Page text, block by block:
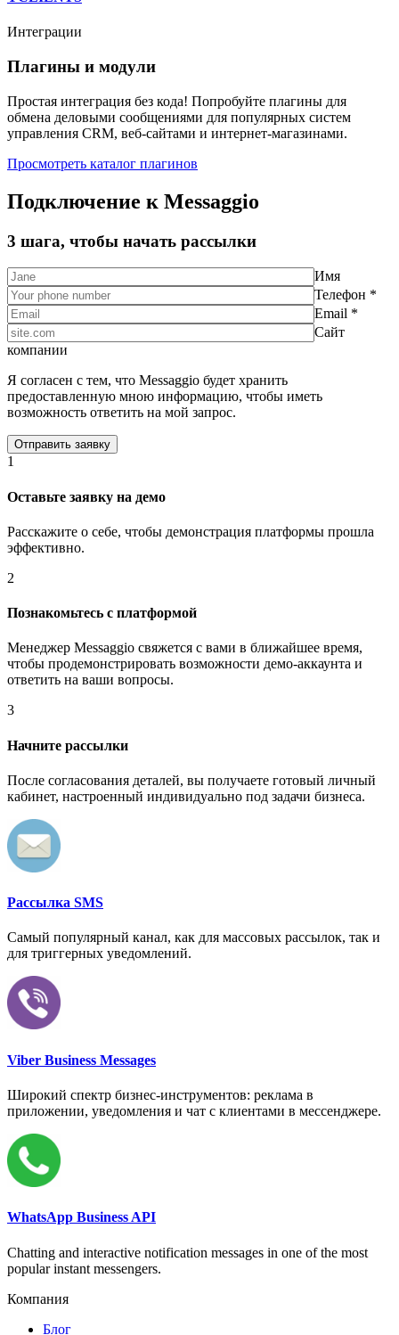
Интеграции
Плагины и модули
Простая интеграция без кода! Попробуйте плагины для
обмена деловыми сообщениями для популярных систем
управления CRM, веб-сайтами и интернет-магазинами.
Просмотреть каталог плагинов
Подключение к Messaggio
3 шага, чтобы начать рассылки
Имя
Телефон *
Email *
Сайт
компании
Я согласен с тем, что Messaggio будет хранить
предоставленную мною информацию, чтобы иметь
возможность ответить на мой запрос.
1
Оставьте заявку на демо
Расскажите о себе, чтобы демонстрация платформы прошла
эффективно.
2
Познакомьтесь с платформой
Менеджер Messaggio свяжется с вами в ближайшее время,
чтобы продемонстрировать возможности демо-аккаунта и
ответить на ваши вопросы.
3
Начните рассылки
После согласования деталей, вы получаете готовый личный
кабинет, настроенный индивидуально под задачи бизнеса.
Рассылка SMS
Самый популярный канал, как для массовых рассылок, так и
для триггерных уведомлений.
Viber Business Messages
Широкий спектр бизнес-инструментов: реклама в
приложении, уведомления и чат с клиентами в мессенджере.
WhatsApp Business API
Chatting and interactive notification messages in one of the most
popular instant messengers.
Компания
Блог